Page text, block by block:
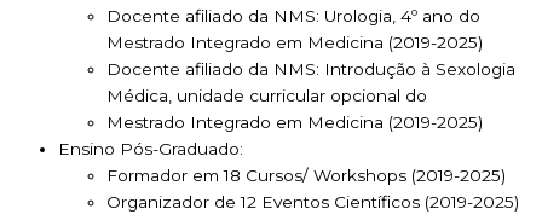
Docente afiliado da NMS: Urologia, 4º ano do
Mestrado Integrado em Medicina (2019-2025)
Docente afiliado da NMS: Introdução à Sexologia
Médica, unidade curricular opcional do
Mestrado Integrado em Medicina (2019-2025)
Ensino Pós-Graduado:
Formador em 18 Cursos/ Workshops (2019-2025)
Organizador de 12 Eventos Científicos (2019-2025)